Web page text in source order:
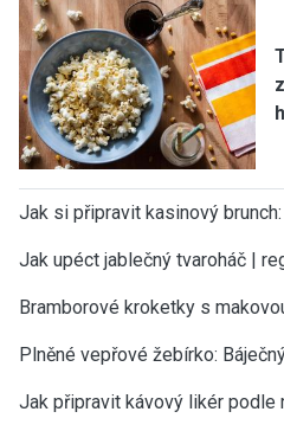
Jak si připravit kasinový
Jak upéct jablečný tvaroháč |
Bramborové kroketky s
Plněné vepřové žebírko:
Jak připravit kávový likér podle